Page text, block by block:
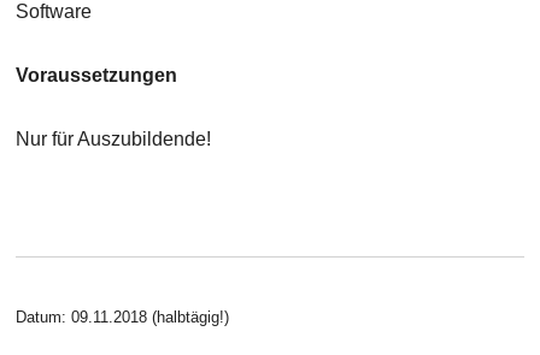
Software
Voraussetzungen
Nur für Auszubildende!
Datum: 09.11.2018 (halbtägig!)